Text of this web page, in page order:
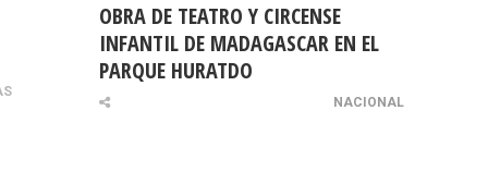
OBRA DE TEATRO Y CIRCENSE
INFANTIL DE MADAGASCAR EN EL
PARQUE HURATDO
NACIONAL